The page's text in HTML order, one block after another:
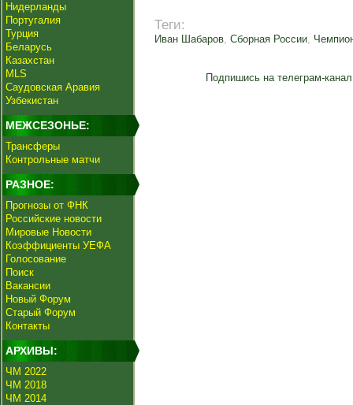
Нидерланды
Португалия
Турция
Беларусь
Казахстан
MLS
Саудовская Аравия
Узбекистан
МЕЖСЕЗОНЬЕ:
Трансферы
Контрольные матчи
РАЗНОЕ:
Прогнозы от ФНК
Российские новости
Мировые Новости
Коэффициенты УЕФА
Голосование
Поиск
Вакансии
Новый Форум
Старый Форум
Контакты
АРХИВЫ:
ЧМ 2022
ЧМ 2018
ЧМ 2014
Теги:
Иван Шабаров, Сборная России,
Подпишись на телеграм-